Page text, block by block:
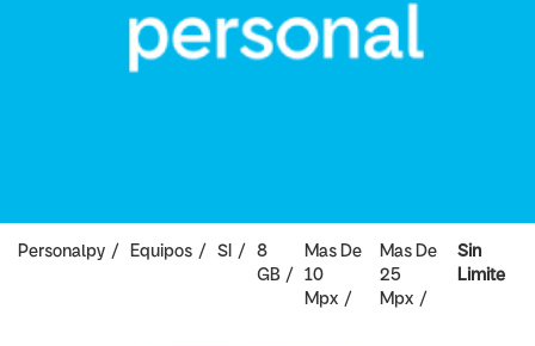
Personalpy Equipos SI
8
GB
Mas De
10
Mpx
Mas De
25
Mpx
Sin
Limite